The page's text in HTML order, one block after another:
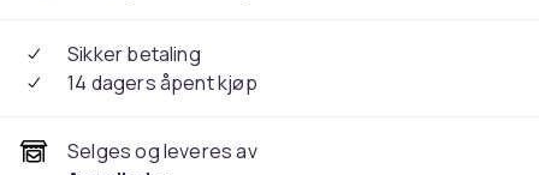
Sikker betaling
14 dagers åpent kjøp
Selges og leveres av